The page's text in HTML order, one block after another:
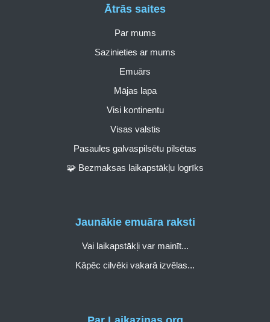
Ātrās saites
Par mums
Sazinieties ar mums
Emuārs
Mājas lapa
Visi kontinentu
Visas valstis
Pasaules galvaspilsētu pilsētas
🧩 Bezmaksas laikapstākļu logrīks
Jaunākie emuāra raksti
Vai laikapstākļi var mainīt...
Kāpēc cilvēki vakarā izvēlas...